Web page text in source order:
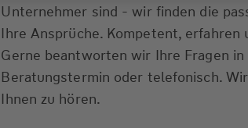
Unternehmer sind - wir finden die
Ihre Ansprüche. Kompetent,
Gerne beantworten wir Ihre Fragen in
Beratungstermin oder telefonisch.
Ihnen zu hören.